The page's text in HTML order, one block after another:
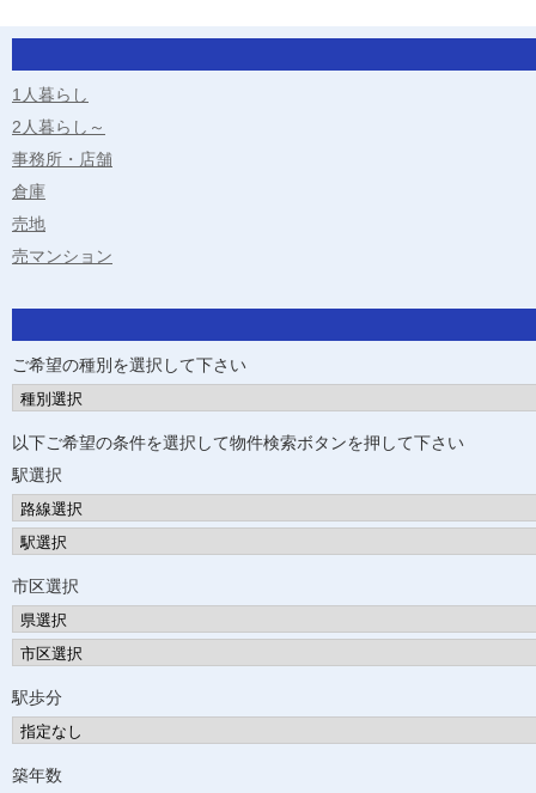
1人暮らし
2人暮らし～
事務所・店舗
倉庫
売地
売マンション
ご希望の種別を選択して下さい
以下ご希望の条件を選択して物件検索ボタンを押して下さい
駅選択
市区選択
駅歩分
築年数